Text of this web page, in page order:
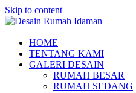
Skip to content
HOME
TENTANG KAMI
GALERI DESAIN
RUMAH BESAR
RUMAH SEDANG